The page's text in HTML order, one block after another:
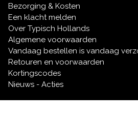
Bezorging & Kosten
Een klacht melden
Over Typisch Hollands
Algemene voorwaarden
Vandaag bestellen is vandaag
Retouren en voorwaarden
Kortingscodes
Nieuws - Acties